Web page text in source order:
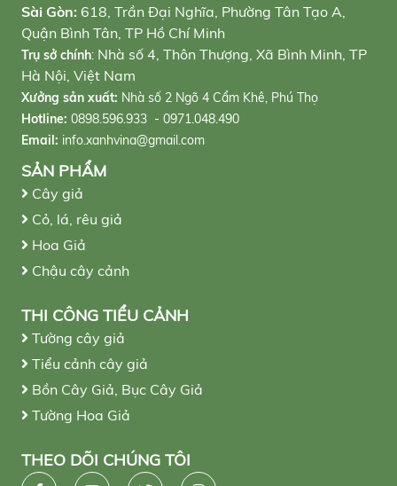
Sài Gòn: 618, Trần Đại Nghĩa, Phường Tân Tạo A,
Quận Bình Tân, TP Hồ Chí Minh
Trụ sở chính: Nhà số 4, Thôn Thượng, Xã Bình Minh, TP
Hà Nội, Việt Nam
Xưởng sản xuất: Nhà số 2 Ngõ 4 Cẩm Khê, Phú Thọ
Hotline: 0898.596.933 - 0971.048.490
Email: info.xanhvina@gmail.com
SẢN PHẨM
Cây giả
Cỏ, lá, rêu giả
Hoa Giả
Chậu cây cảnh
THI CÔNG TIỂU CẢNH
Tường cây giả
Tiểu cảnh cây giả
Bồn Cây Giả, Bục Cây Giả
Tường Hoa Giả
THEO DÕI CHÚNG TÔI